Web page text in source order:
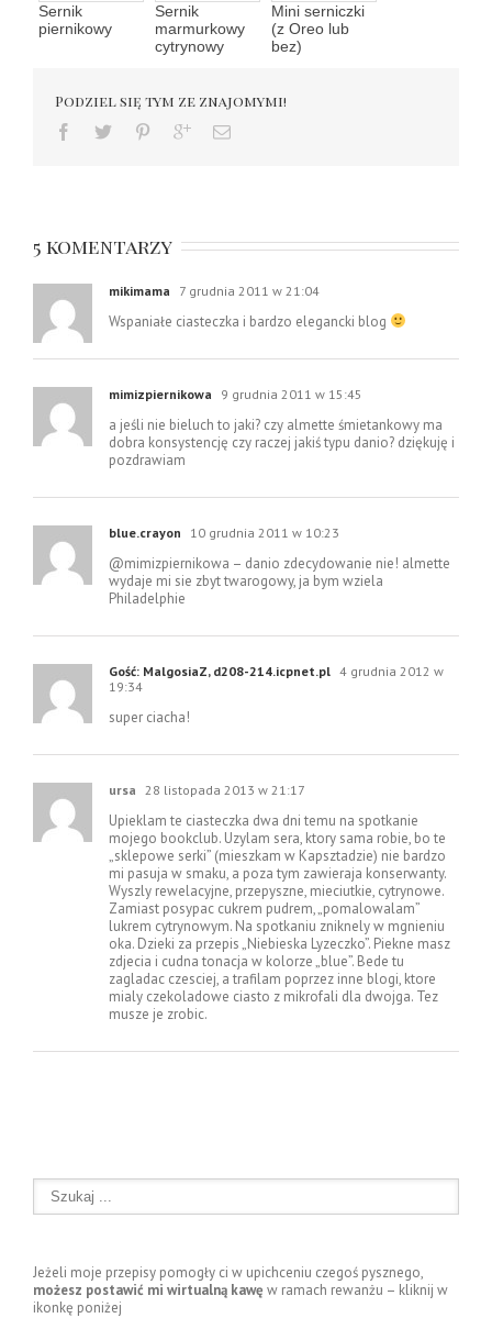
Sernik
piernikowy
Sernik
marmurkowy
cytrynowy
Mini serniczki
(z Oreo lub
bez)
Podziel się tym ze znajomymi!
5 komentarzy
mikimama 7 grudnia 2011 w 21:04
Wspaniałe ciasteczka i bardzo elegancki blog
mimizpiernikowa 9 grudnia 2011 w 15:45
a jeśli nie bieluch to jaki? czy almette śmietankowy ma
dobra konsystencję czy raczej jakiś typu danio? dziękuję i
pozdrawiam
blue.crayon 10 grudnia 2011 w 10:23
@mimizpiernikowa – danio zdecydowanie nie! almette
wydaje mi sie zbyt twarogowy, ja bym wziela
Philadelphie
Gość: MalgosiaZ, d208-214.icpnet.pl 4 grudnia 2012 w
19:34
super ciacha!
ursa 28 listopada 2013 w 21:17
Upieklam te ciasteczka dwa dni temu na spotkanie
mojego bookclub. Uzylam sera, ktory sama robie, bo te
„sklepowe serki” (mieszkam w Kapsztadzie) nie bardzo
mi pasuja w smaku, a poza tym zawieraja konserwanty.
Wyszly rewelacyjne, przepyszne, mieciutkie, cytrynowe.
Zamiast posypac cukrem pudrem, „pomalowalam”
lukrem cytrynowym. Na spotkaniu zniknely w mgnieniu
oka. Dzieki za przepis „Niebieska Lyzeczko”. Piekne masz
zdjecia i cudna tonacja w kolorze „blue”. Bede tu
zagladac czesciej, a trafilam poprzez inne blogi, ktore
mialy czekoladowe ciasto z mikrofali dla dwojga. Tez
musze je zrobic.
Jeżeli moje przepisy pomogły ci w upichceniu czegoś pysznego,
możesz postawić mi wirtualną kawę w ramach rewanżu – kliknij w
ikonkę poniżej